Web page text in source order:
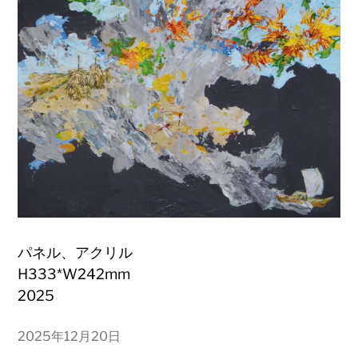
パネル、アクリル
H333*W242mm
2025
2025年12月20日